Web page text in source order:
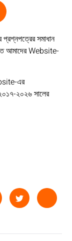
সমাধান
আমাদের Website-
এর
২০২৬ সালের